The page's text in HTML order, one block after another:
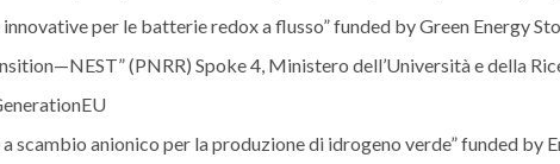
per le batterie redox a flusso” funded by Green Energy
(PNRR) Spoke 4, Ministero dell’Università e della
scambio anionico per la produzione di idrogeno verde” funded by